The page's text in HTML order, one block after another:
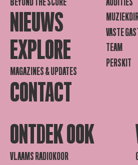
NIEUWS
EXPLORE
MAGAZINES & UPDATES
CONTACT
VASTE
TEAM
PERSKIT
ONTDEK OOK
VLAAMS RADIOKOOR